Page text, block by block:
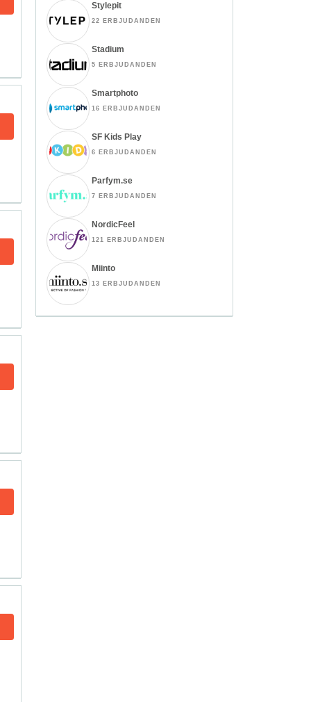
Stylepit
22 ERBJUDANDEN
Stadium
5 ERBJUDANDEN
Smartphoto
16 ERBJUDANDEN
SF Kids Play
6 ERBJUDANDEN
Parfym.se
7 ERBJUDANDEN
NordicFeel
121 ERBJUDANDEN
Miinto
13 ERBJUDANDEN